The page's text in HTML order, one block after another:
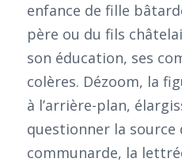
enfance de fille
père ou du fils
son éducation, ses
colères. Dézoom, la
à l’arrière-plan,
questionner la source
communarde, la